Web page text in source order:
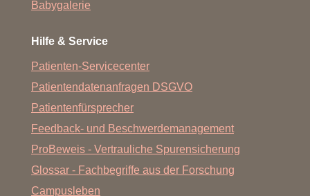
Babygalerie
Hilfe & Service
Patienten-Servicecenter
Patientendatenanfragen DSGVO
Patientenfürsprecher
Feedback- und Beschwerdemanagement
ProBeweis - Vertrauliche Spurensicherung
Glossar - Fachbegriffe aus der Forschung
Campusleben